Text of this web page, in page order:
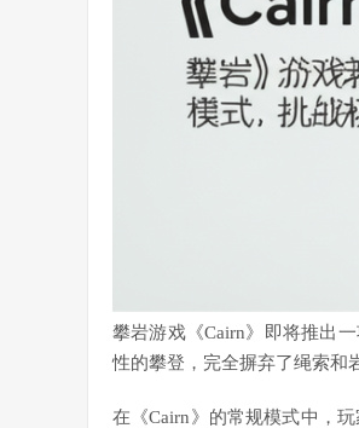
攀岩游戏《Cairn》即将推出
性的攀登，完全摒弃了绳索和
在《Cairn》的常规模式中，